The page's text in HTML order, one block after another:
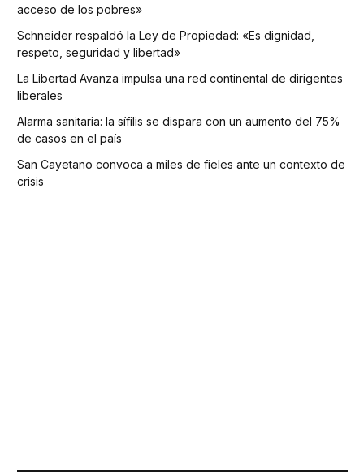
acceso de los pobres»
Schneider respaldó la Ley de Propiedad: «Es dignidad,
respeto, seguridad y libertad»
La Libertad Avanza impulsa una red continental de dirigentes
liberales
Alarma sanitaria: la sífilis se dispara con un aumento del 75%
de casos en el país
San Cayetano convoca a miles de fieles ante un contexto de
crisis